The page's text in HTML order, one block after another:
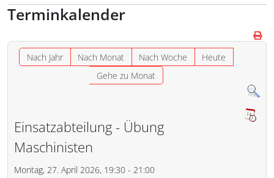
Terminkalender
Nach Jahr Nach Monat Nach Woche
Heute
Gehe zu Monat
Einsatzabteilung - Übung
Maschinisten
Montag, 27. April 2026, 19:30 - 21:00